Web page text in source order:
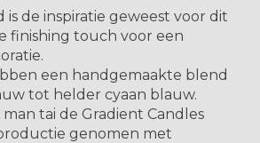
de inspiratie geweest voor dit
finishing touch voor een
een handgemaakte blend
tot helder cyaan blauw.
tai de Gradient Candles
genomen met